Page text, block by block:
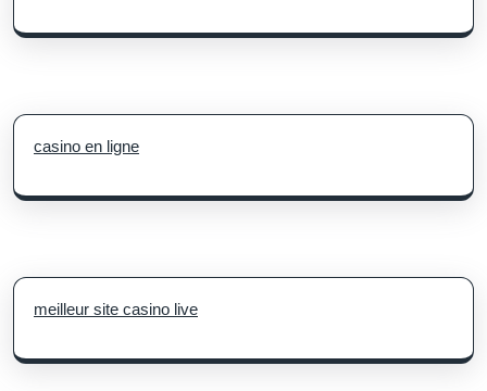
casino en ligne
meilleur site casino live